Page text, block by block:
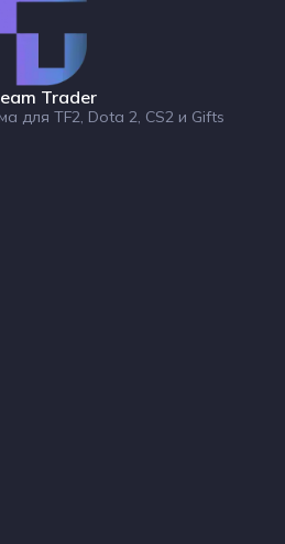
Trader
для TF2, Dota 2, CS2 и Gifts